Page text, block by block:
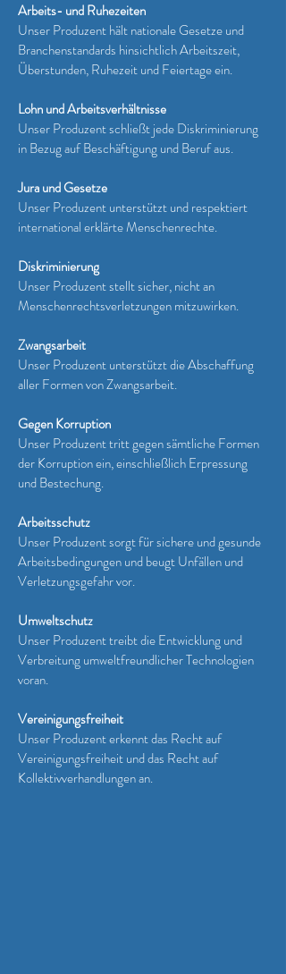
Arbeits- und Ruhezeiten
Unser Produzent hält nationale Gesetze und
Branchenstandards hinsichtlich Arbeitszeit,
Überstunden, Ruhezeit und Feiertage ein.
Lohn und Arbeitsverhältnisse
Unser Produzent schließt jede Diskriminierung
in Bezug auf Beschäftigung und Beruf aus.
Jura und Gesetze
Unser Produzent unterstützt und respektiert
international erklärte Menschenrechte.
Diskriminierung
Unser Produzent stellt sicher, nicht an
Menschenrechtsverletzungen mitzuwirken.
Zwangsarbeit
Unser Produzent unterstützt die Abschaffung
aller Formen von Zwangsarbeit.
Gegen Korruption
Unser Produzent tritt gegen sämtliche Formen
der Korruption ein, einschließlich Erpressung
und Bestechung.
Arbeitsschutz
Unser Produzent sorgt für sichere und gesunde
Arbeitsbedingungen und beugt Unfällen und
Verletzungsgefahr vor.
Umweltschutz
Unser Produzent treibt die Entwicklung und
Verbreitung umweltfreundlicher Technologien
voran.
Vereinigungsfreiheit
Unser Produzent erkennt das Recht auf
Vereinigungsfreiheit und das Recht auf
Kollektivverhandlungen an.